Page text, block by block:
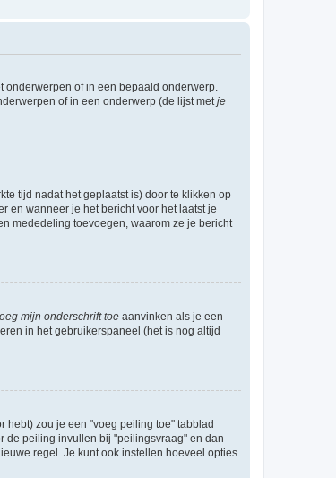
of in een bepaald onderwerp.
of in een onderwerp (de lijst met je
tijd nadat het geplaatst is) door te klikken op
en wanneer je het bericht voor het laatst je
mededeling toevoegen, waarom ze je bericht
mijn onderschrift toe aanvinken als je een
in het gebruikerspaneel (het is nog altijd
hebt) zou je een "voeg peiling toe" tabblad
de peiling invullen bij "peilingsvraag" en dan
regel. Je kunt ook instellen hoeveel opties